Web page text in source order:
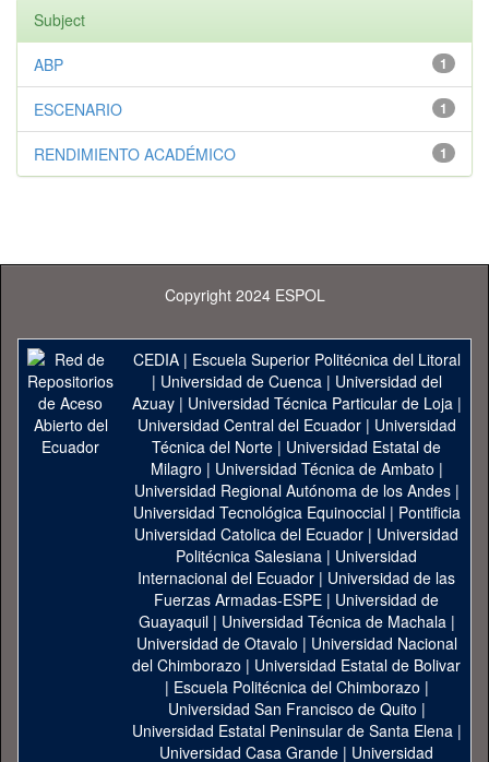
Subject
1
ABP
1
ESCENARIO
1
RENDIMIENTO ACADÉMICO
Copyright 2024 ESPOL
CEDIA| Escuela Superior Politécnica del Litoral
| Universidad de Cuenca| Universidad del
Azuay| Universidad Técnica Particular de Loja|
Universidad Central del Ecuador| Universidad
Técnica del Norte | Universidad Estatal de
Milagro | Universidad Técnica de Ambato |
Universidad Regional Autónoma de los Andes|
Universidad Tecnológica Equinoccial| Pontificia
Universidad Catolica del Ecuador | Universidad
Politécnica Salesiana | Universidad
Internacional del Ecuador | Universidad de las
Fuerzas Armadas-ESPE | Universidad de
Guayaquil| Universidad Técnica de Machala|
Universidad de Otavalo | Universidad Nacional
del Chimborazo | Universidad Estatal de Bolivar
| Escuela Politécnica del Chimborazo |
Universidad San Francisco de Quito |
Universidad Estatal Peninsular de Santa Elena|
Universidad Casa Grande | Universidad